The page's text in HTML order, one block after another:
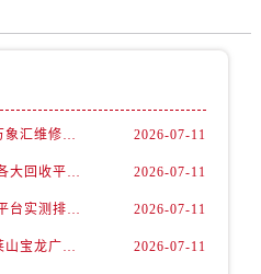
内蒙古自治区巴彦淖尔市临河区新华街欧米茄售后服务中心（需提前预约）
2026年7月最新欧米茄贵阳万象汇维修保养服务电话 2026-07-11
杭州欧米茄回收价格查询和各大回收平台实测排行（2026年7月最新数据） 2026-07-11
欧米茄回收价格查询及靠谱平台实测排行(2026年7月最新) 2026-07-11
2026年7月最新欧米茄烟台莱山宝龙广场维修保养服务电话 2026-07-11